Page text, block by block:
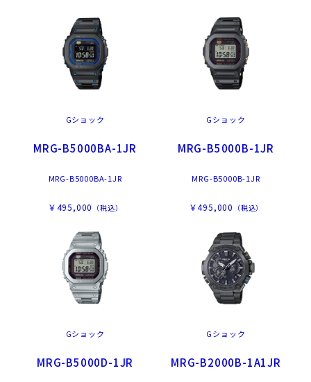
Gショック
MRG-B5000BA-1JR
MRG-B5000BA-1JR
￥495,000 （税込）
Gショック
MRG-B5000B-1JR
MRG-B5000B-1JR
￥495,000 （税込）
Gショック
MRG-B5000D-1JR
Gショック
MRG-B2000B-1A1JR